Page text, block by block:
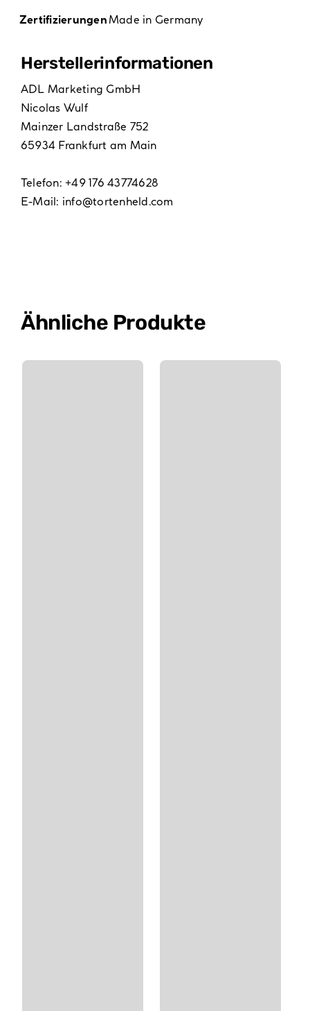
Zertifizierungen Made in Germany
Hersteller­informationen
ADL Marketing GmbH
Nicolas Wulf
Mainzer Landstraße 752
65934 Frankfurt am Main
Telefon: +49 176 43774628
E-Mail: info@tortenheld.com
Ähnliche Produkte